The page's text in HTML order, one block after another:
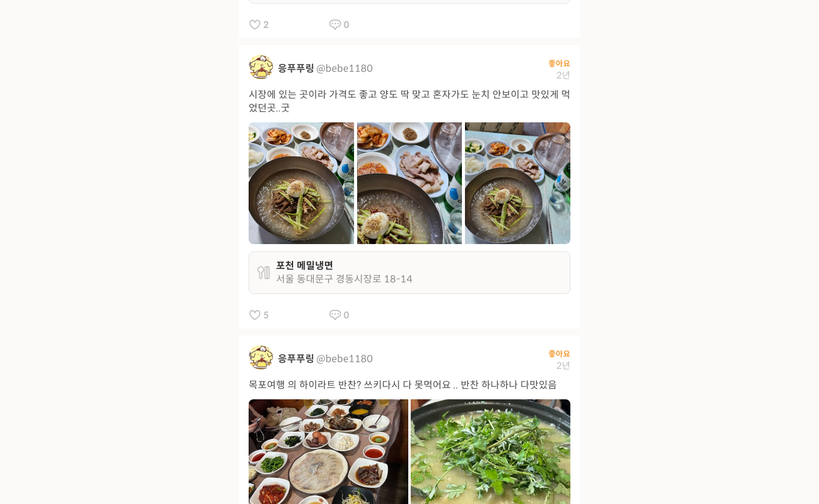
2 0
응푸푸링 @bebe1180 좋아요
2년
시장에 있는 곳이라 가격도 좋고 양도 딱 맞고 혼자가도 눈치 안보이고 맛있게 먹
었던곳..굿
포천 메밀냉면
서울 동대문구 경동시장로 18-14
5 0
응푸푸링 @bebe1180 좋아요
2년
목포여행 의 하이라트 반찬? 쓰키다시 다 못먹어요 .. 반찬 하나하나 다맛있음